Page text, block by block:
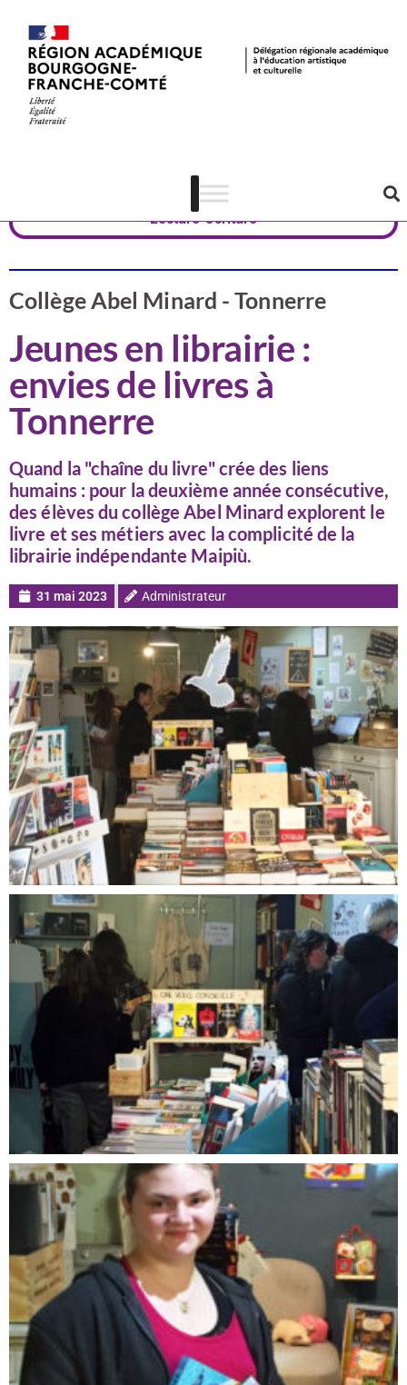
Lecture-écriture
Collège Abel Minard - Tonnerre
Jeunes en librairie :
envies de livres à
Tonnerre
Quand la "chaîne du livre" crée des liens
humains : pour la deuxième année consécutive,
des élèves du collège Abel Minard explorent le
livre et ses métiers avec la complicité de la
librairie indépendante Maipiù.
31 mai 2023 Administrateur